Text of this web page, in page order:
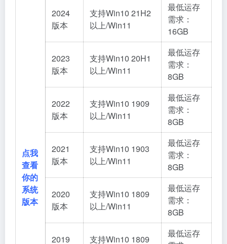
点我
查看
你的
系统
版本
2024
版本
支持Win10 21H2
以上/Win11
最低运存
需求：
16GB
2023
版本
支持Win10 20H1
以上/Win11
最低运存
需求：
8GB
2022
版本
支持Win10 1909
以上/Win11
最低运存
需求：
8GB
2021
版本
支持Win10 1903
以上/Win11
最低运存
需求：
8GB
2020
版本
支持Win10 1809
以上/Win11
最低运存
需求：
8GB
2019 支持Win10 1809
最低运存